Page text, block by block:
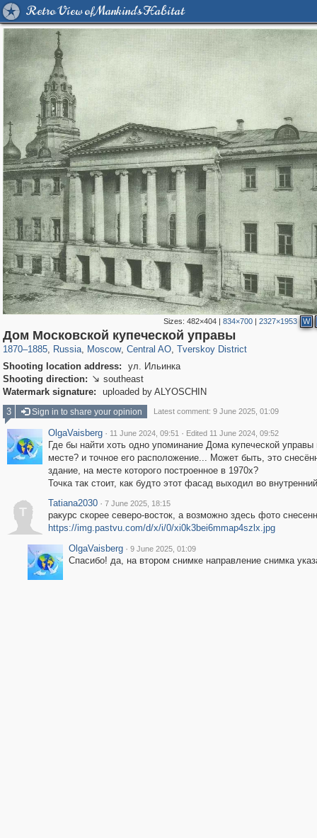
Retro View of Mankind's Habitat
Sizes: 482×404| 834×700| 2327×1953 W
Дом Московской купеческой управы
1870–1885, Russia
1,406,849 29,243
, Moscow
319,861 8,286
, Central AO
160,009 5,916
, Tverskoy District
53,052 2,283
Shooting location address:
ул. Ильинка
Shooting direction:  southeast
Watermark signature:
uploaded by ALYOSCHIN
3
Sign in to share your opinion Latest comment: 9 June 2025, 01:09
OlgaVaisberg · 11 June 2024, 09:51 · Edited 11 June 2024, 09:52
Где бы найти хоть одно упоминание Дома купеческой управы
месте? и точное его расположение... Может быть, это
здание, на месте которого построенное в 1970х?
Точка так стоит, как будто этот фасад выходил во
T
Tatiana2030 · 7 June 2025, 18:15
ракурс скорее северо-восток, а возможно здесь фото
https://img.pastvu.com/d/x/i/0/xi0k3bei6mmap4szlx.jpg
OlgaVaisberg · 9 June 2025, 01:09
Спасибо! да, на втором снимке направление снимка